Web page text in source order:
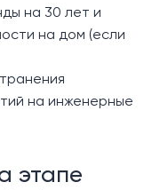
на 30 лет и
на дом (если
на инженерные
этапе